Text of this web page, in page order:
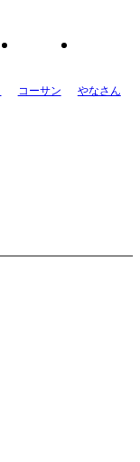
コーサン やなさん